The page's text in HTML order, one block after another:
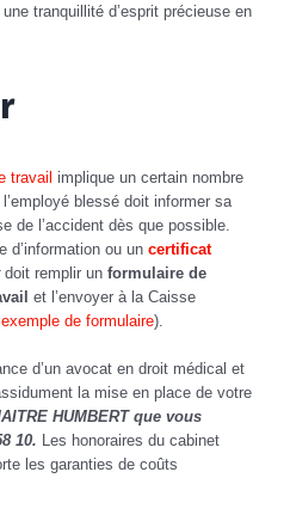
tranquillité d’esprit précieuse en
travail implique un certain nombre
blessé doit informer sa
de l’accident dès que possible.
d’information ou un certificat
doit remplir un formulaire de
et l’envoyer à la Caisse
de formulaire).
d’un avocat en droit médical et
la mise en place de votre
HUMBERT que vous
10.
Les honoraires du cabinet
les garanties de coûts